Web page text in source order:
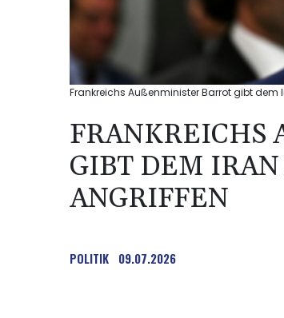
Frankreichs Außenminister Barrot gibt dem
FRANKREICHS
IBT DEM IRAN
NGRIFFEN
POLITIK 09.07.2026